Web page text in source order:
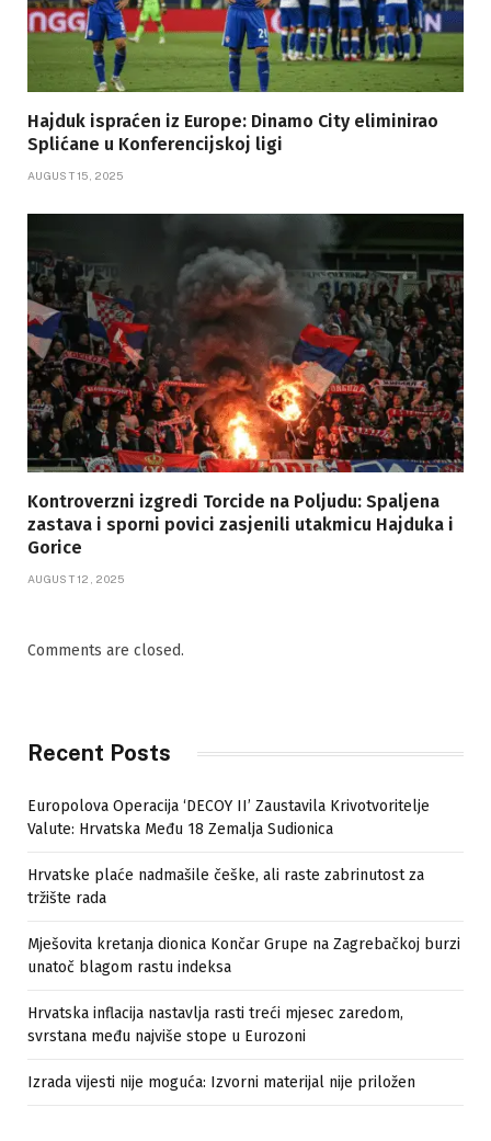
Hajduk ispraćen iz Europe: Dinamo City eliminirao
Splićane u Konferencijskoj ligi
AUGUST 15, 2025
Kontroverzni izgredi Torcide na Poljudu: Spaljena
zastava i sporni povici zasjenili utakmicu Hajduka i
Gorice
AUGUST 12, 2025
Comments are closed.
Recent Posts
Europolova Operacija ‘DECOY II’ Zaustavila Krivotvoritelje
Valute: Hrvatska Među 18 Zemalja Sudionica
Hrvatske plaće nadmašile češke, ali raste zabrinutost za
tržište rada
Mješovita kretanja dionica Končar Grupe na Zagrebačkoj burzi
unatoč blagom rastu indeksa
Hrvatska inflacija nastavlja rasti treći mjesec zaredom,
svrstana među najviše stope u Eurozoni
Izrada vijesti nije moguća: Izvorni materijal nije priložen